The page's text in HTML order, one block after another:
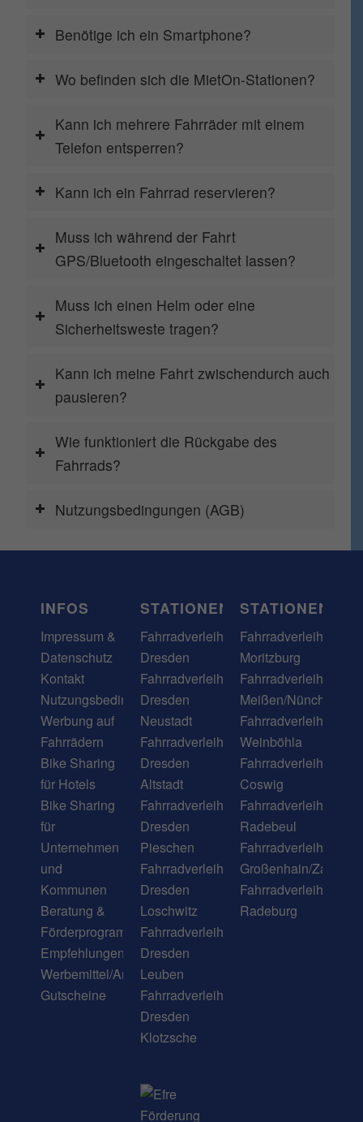
Telefon entsperren?
Kann ich ein Fahrrad reservieren?
Muss ich während der Fahrt
GPS/Bluetooth eingeschaltet lassen?
Muss ich einen Helm oder eine
Kann ich meine Fahrt zwischendurch auch
Wie funktioniert die Rückgabe des
Nutzungsbedingungen (AGB)
Datenschutz
Werbung auf
Fahrrädern
Bike Sharing
für Hotels
Bike Sharing
für
Unternehmen
und
Kommunen
Beratung &
Förderprogramme
Empfehlungen
Werbemittel/Anleitungen
Gutscheine
Dresden
Neustadt
Fahrradverleih
Dresden
Altstadt
Fahrradverleih
Dresden
Pieschen
Fahrradverleih
Dresden
Loschwitz
Fahrradverleih
Dresden
Leuben
Fahrradverleih
Dresden
Klotzsche
Moritzburg
Fahrradverleih
Weinböhla
Fahrradverleih
Coswig
Fahrradverleih
Radebeul
Fahrradverleih
Großenhain/Zabeltitz
Fahrradverleih
Radeburg